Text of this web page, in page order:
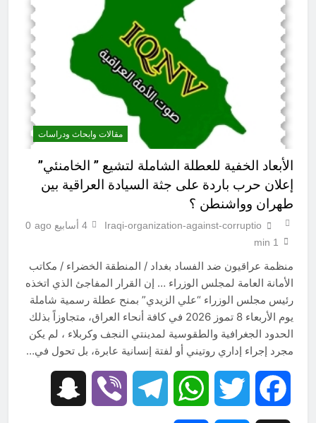
مقالات وابحاث ودراسات
الأبعاد الخفية للعطلة الشاملة لتشيع ” الخامنئي”
إعلان حرب باردة على جثة السيادة العراقية بين
طهران وواشنطن ؟
Iraqi-organization-against-corruptio 4 أسابيع ago
0
1 min
منظمة عراقيون ضد الفساد بغداد / المنطقة الخضراء / مكاتب
الأمانة العامة لمجلس الوزراء … إن القرار المفاجئ الذي اتخذه
رئيس مجلس الوزراء “علي الزيدي” بمنح عطلة رسمية شاملة
يوم الأربعاء 8 تموز 2026 في كافة أنحاء العراق، متجاوزاً بذلك
الحدود الجغرافية والطقوسية لمدينتي النجف وكربلاء ، لم يكن
مجرد إجراء إداري روتيني أو لفتة إنسانية عابرة، بل تحول في…
Facebook
Twitter
WhatsApp
Telegram
Viber